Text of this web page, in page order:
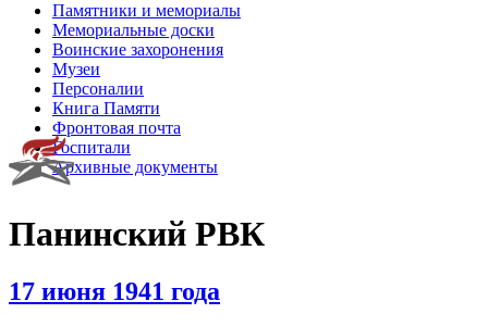
Памятники и мемориалы
Мемориальные доски
Воинские захоронения
Музеи
Персоналии
Книга Памяти
Фронтовая почта
Госпитали
Архивные документы
Панинский РВК
17 июня 1941 года